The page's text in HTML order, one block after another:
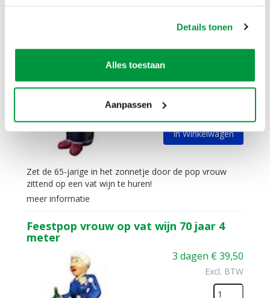
Details tonen
Alles toestaan
Aanpassen
meter
Excl. BTW
In Winkelwagen
Zet de 65-jarige in het zonnetje door de pop vrouw
zittend op een vat wijn te huren!
meer informatie
Feestpop vrouw op vat wijn 70 jaar 4
meter
3 dagen €39,50
Excl. BTW